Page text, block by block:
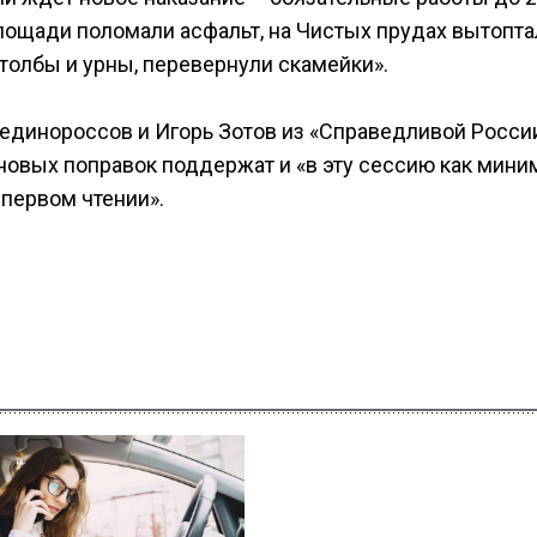
поломали асфальт, на Чистых прудах
и урны, перевернули скамейки».
и Игорь Зотов из «Справедливой
поправок поддержат и «в эту сессию как
чтении».